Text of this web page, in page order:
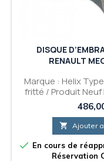
DISQUE
RENAULT
Marque : Helix
fritté / Produit Neuf
d'embrayage pour
Prix
 Ajouter
 En cours de
Réservation